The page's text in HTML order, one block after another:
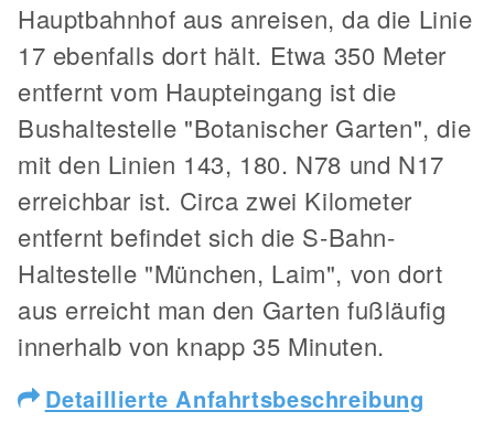
Hauptbahnhof aus anreisen, da die Linie
17 ebenfalls dort hält. Etwa 350 Meter
entfernt vom Haupteingang ist die
Bushaltestelle "Botanischer Garten", die
mit den Linien 143, 180. N78 und N17
erreichbar ist. Circa zwei Kilometer
entfernt befindet sich die S-Bahn-
Haltestelle "München, Laim", von dort
aus erreicht man den Garten fußläufig
innerhalb von knapp 35 Minuten.
Detaillierte Anfahrtsbeschreibung